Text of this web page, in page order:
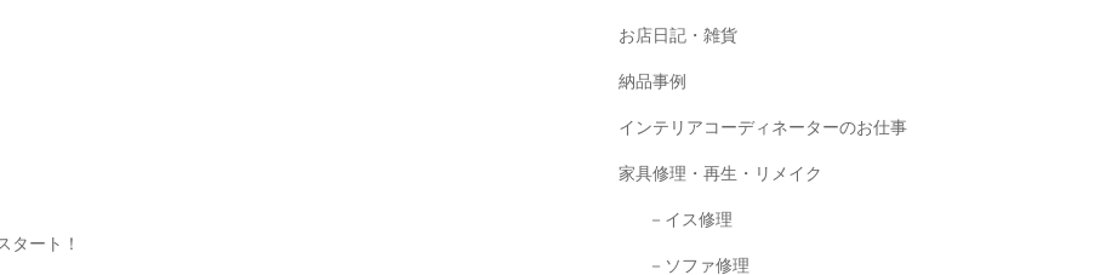
ート！
お店日記・雑貨
納品事例
インテリアコーディネーターのお仕事
家具修理・再生・リメイク
－イス修理
－ソファ修理